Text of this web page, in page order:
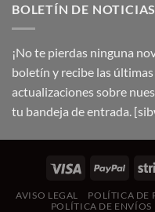
BOLETÍN DE NOTICIAS
¡No te pierdas ninguna
boletín y recibe las
actualizaciones sobre
tu bandeja de entrada.
AVISO LEGAL POLÍTICA DE
POLÍTICA DE ENVÍOS